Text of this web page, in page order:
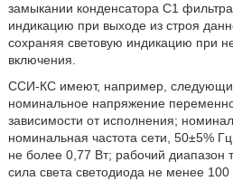
замыкании конденсатора С1
индикацию при выходе из строя
сохраняя световую индикацию при
включения.
ССИ-КС имеют, например,
номинальное напряжение
зависимости от исполнения;
номинальная частота сети, 50±5%
не более 0,77 Вт; рабочий диапазон
сила света светодиода не менее 100